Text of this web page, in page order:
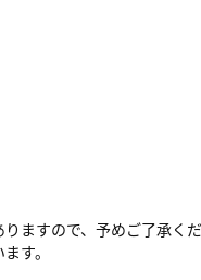
ますので、予めご了承くだ
す。